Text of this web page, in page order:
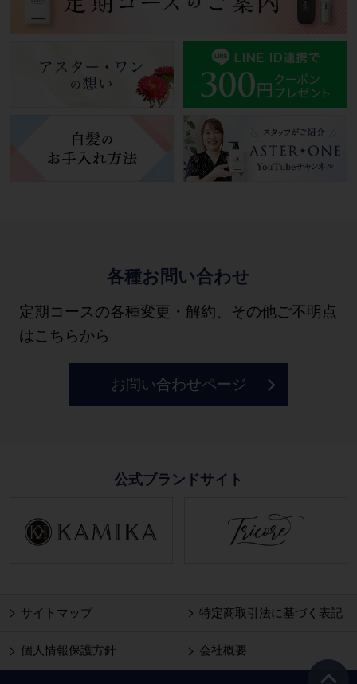
各種お問い合わせ
定期コースの各種変更・解約、その他ご不明点
はこちらから
お問い合わせページ
公式ブランドサイト
サイトマップ 特定商取引法に基づく表記
個人情報保護方針 会社概要